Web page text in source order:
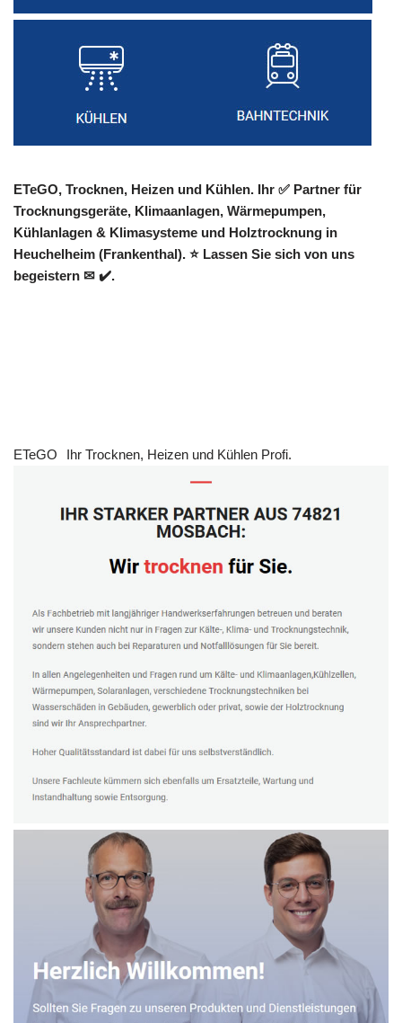
ETeGO, Trocknen, Heizen und Kühlen. Ihr ✅ Partner für
Trocknungsgeräte, Klimaanlagen, Wärmepumpen,
Kühlanlagen & Klimasysteme und Holztrocknung in
Heuchelheim (Frankenthal). ⭐ Lassen Sie sich von uns
begeistern ✉ ✔️.
ETeGO Ihr Trocknen, Heizen und Kühlen Profi.